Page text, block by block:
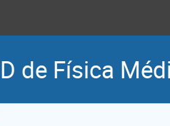
de Física